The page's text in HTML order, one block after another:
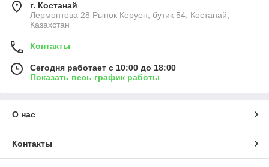
г. Костанай
Лермонтова 28 Рынок Керуен, бутик 54, Костанай,
Казахстан
Контакты
Сегодня работает с 10:00 до 18:00
Показать весь график работы
О нас
Контакты